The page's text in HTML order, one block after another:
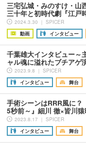
三宅弘城・みのすけ・
三十年と初時代劇『江戸
2024.3.30 ｜ SPICER
動画
インタビュー
千葉雄大インタビュー～
ャル魂に溢れたブチアゲ
2023.9.8 ｜ SPICER
インタビュー
舞台
手術シーンはRRR風に
5秒前～』細川 徹×皆川
2023.8.17 ｜ SPICER
インタビュー
舞台